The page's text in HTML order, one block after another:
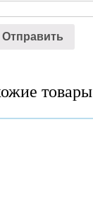
товары